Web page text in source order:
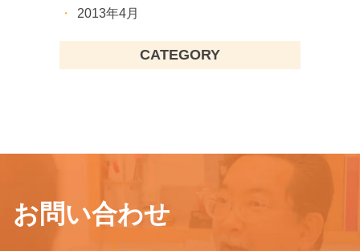
2013年4月
CATEGORY
お問い合わせ